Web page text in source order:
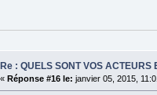
Re : QUELS SONT VOS ACTEURS
«Réponse #16 le: janvier 05, 2015,